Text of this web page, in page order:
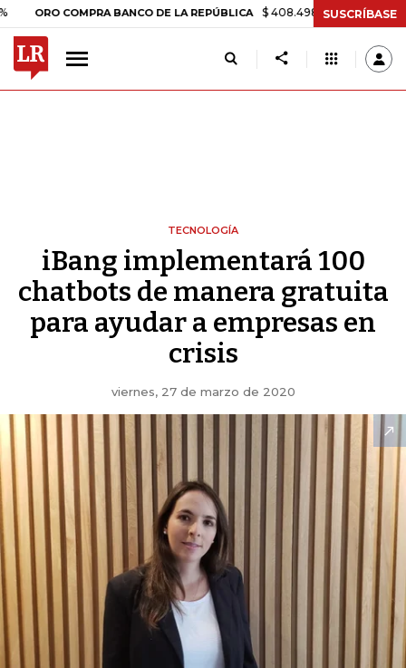
COMPRA BANCO DE LA REPÚBLICA $ 408.498,97 +$ 8.753,81 +2,19%
SUSCRÍBASE
TECNOLOGÍA
iBang implementará 100
chatbots de manera gratuita
para ayudar a empresas en
crisis
viernes, 27 de marzo de 2020